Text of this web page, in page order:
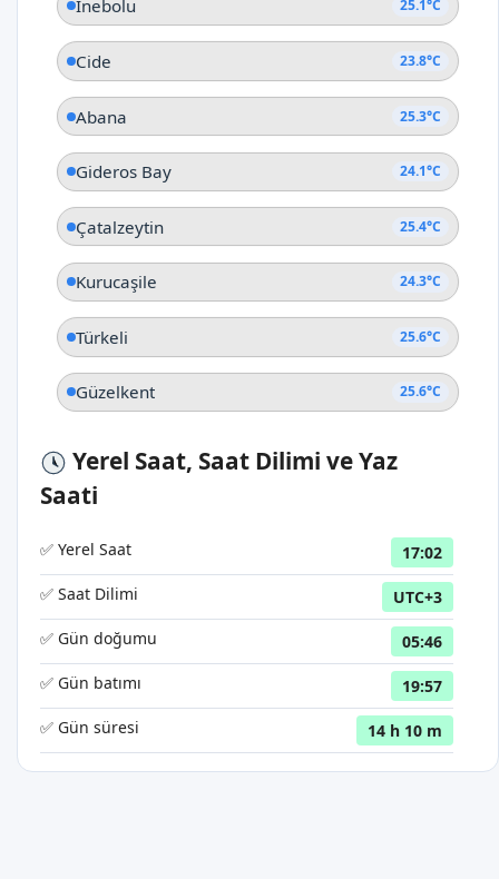
İnebolu 25.1°C
Cide 23.8°C
Abana 25.3°C
Gideros Bay 24.1°C
Çatalzeytin 25.4°C
Kurucaşile 24.3°C
Türkeli 25.6°C
Güzelkent 25.6°C
Yerel Saat, Saat Dilimi ve Yaz
Saati
✅ Yerel Saat
17:02
✅ Saat Dilimi
UTC+3
✅ Gün doğumu
05:46
✅ Gün batımı
19:57
✅ Gün süresi
14 h 10 m